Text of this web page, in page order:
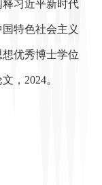
释习近平新时代
国特色社会主义
想优秀博士学位
文，2024。